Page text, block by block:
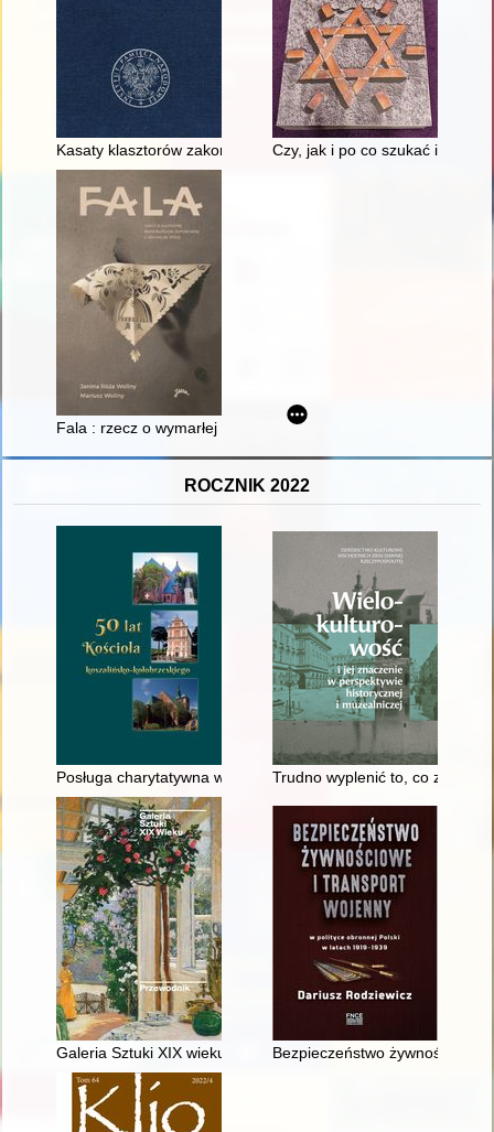
Kasaty klasztorów zakonów męskich na terenie Wielkiego
Czy, jak i po co szukać i
Fala : rzecz o wymarłej kontrkulturze żołnierskiej z dorzecza
ROCZNIK 2022
Posługa charytatywna w diecezji koszalińsko-kołobrzeskiej
Trudno wyplenić to, co
Galeria Sztuki XIX wieku : przewodnikBezpieczeństwo żywnościowe